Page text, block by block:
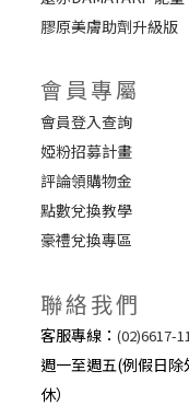
膠原美膚助劑升級版
會員專屬
會員登入查詢
婭粉招募計畫
評論領購物金
點數兌換教學
豪禮兌換專區
聯絡我們
客服專線： (02)6617-
週一至週五(例假日
休）